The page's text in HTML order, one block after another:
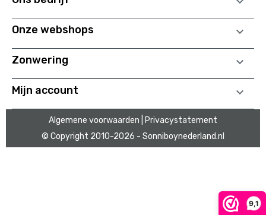
9,1
Onze webshops 
Zonwering 
Mijn account 
Algemene voorwaarden
| Privacystatement
© Copyright 2010-2026 - Sonniboynederland.nl